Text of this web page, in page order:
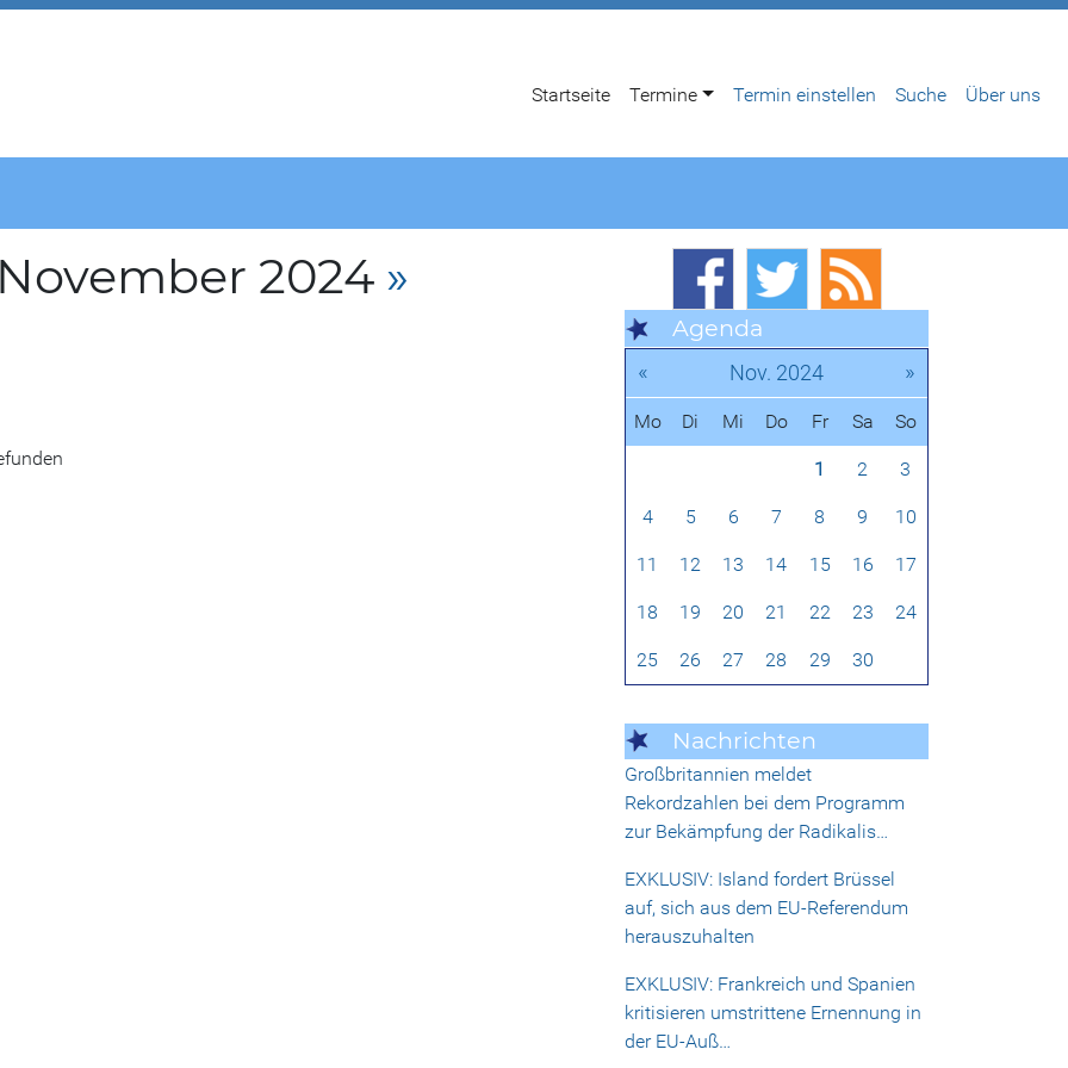
Startseite Termine Termin einstellen Suche Über uns
2024 »
Agenda
« Nov. 2024 »
Mo Di Mi Do Fr Sa So
1 2 3
4 5 6 7 8 9 10
11 12 13 14 15 16 17
18 19 20 21 22 23 24
25 26 27 28 29 30
Nachrichten
Großbritannien meldet
Rekordzahlen bei dem Programm
zur Bekämpfung der Radikalis…
EXKLUSIV: Island fordert Brüssel
auf, sich aus dem EU-Referendum
herauszuhalten
EXKLUSIV: Frankreich und Spanien
kritisieren umstrittene Ernennung in
der EU-Auß…